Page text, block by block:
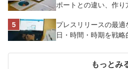
ポートとの違い、作
プレスリリースの最
日・時間・時期を戦略
もっとみ